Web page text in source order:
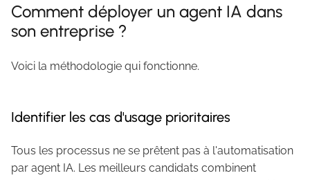
Comment déployer un agent IA dans
son entreprise ?
Voici la méthodologie qui fonctionne.
Identifier les cas d'usage prioritaires
Tous les processus ne se prêtent pas à l'automatisation
par agent IA. Les meilleurs candidats combinent